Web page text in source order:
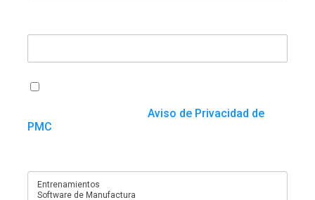
Aviso de Privacidad de
PMC